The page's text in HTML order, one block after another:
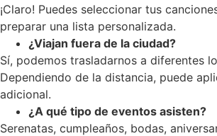
¡Claro! Puedes seleccionar tus
preparar una lista personalizada.
¿Viajan fuera de la ciudad?
Sí, podemos trasladarnos a diferentes
Dependiendo de la distancia, puede
adicional.
¿A qué tipo de eventos asisten?
Serenatas, cumpleaños, bodas,